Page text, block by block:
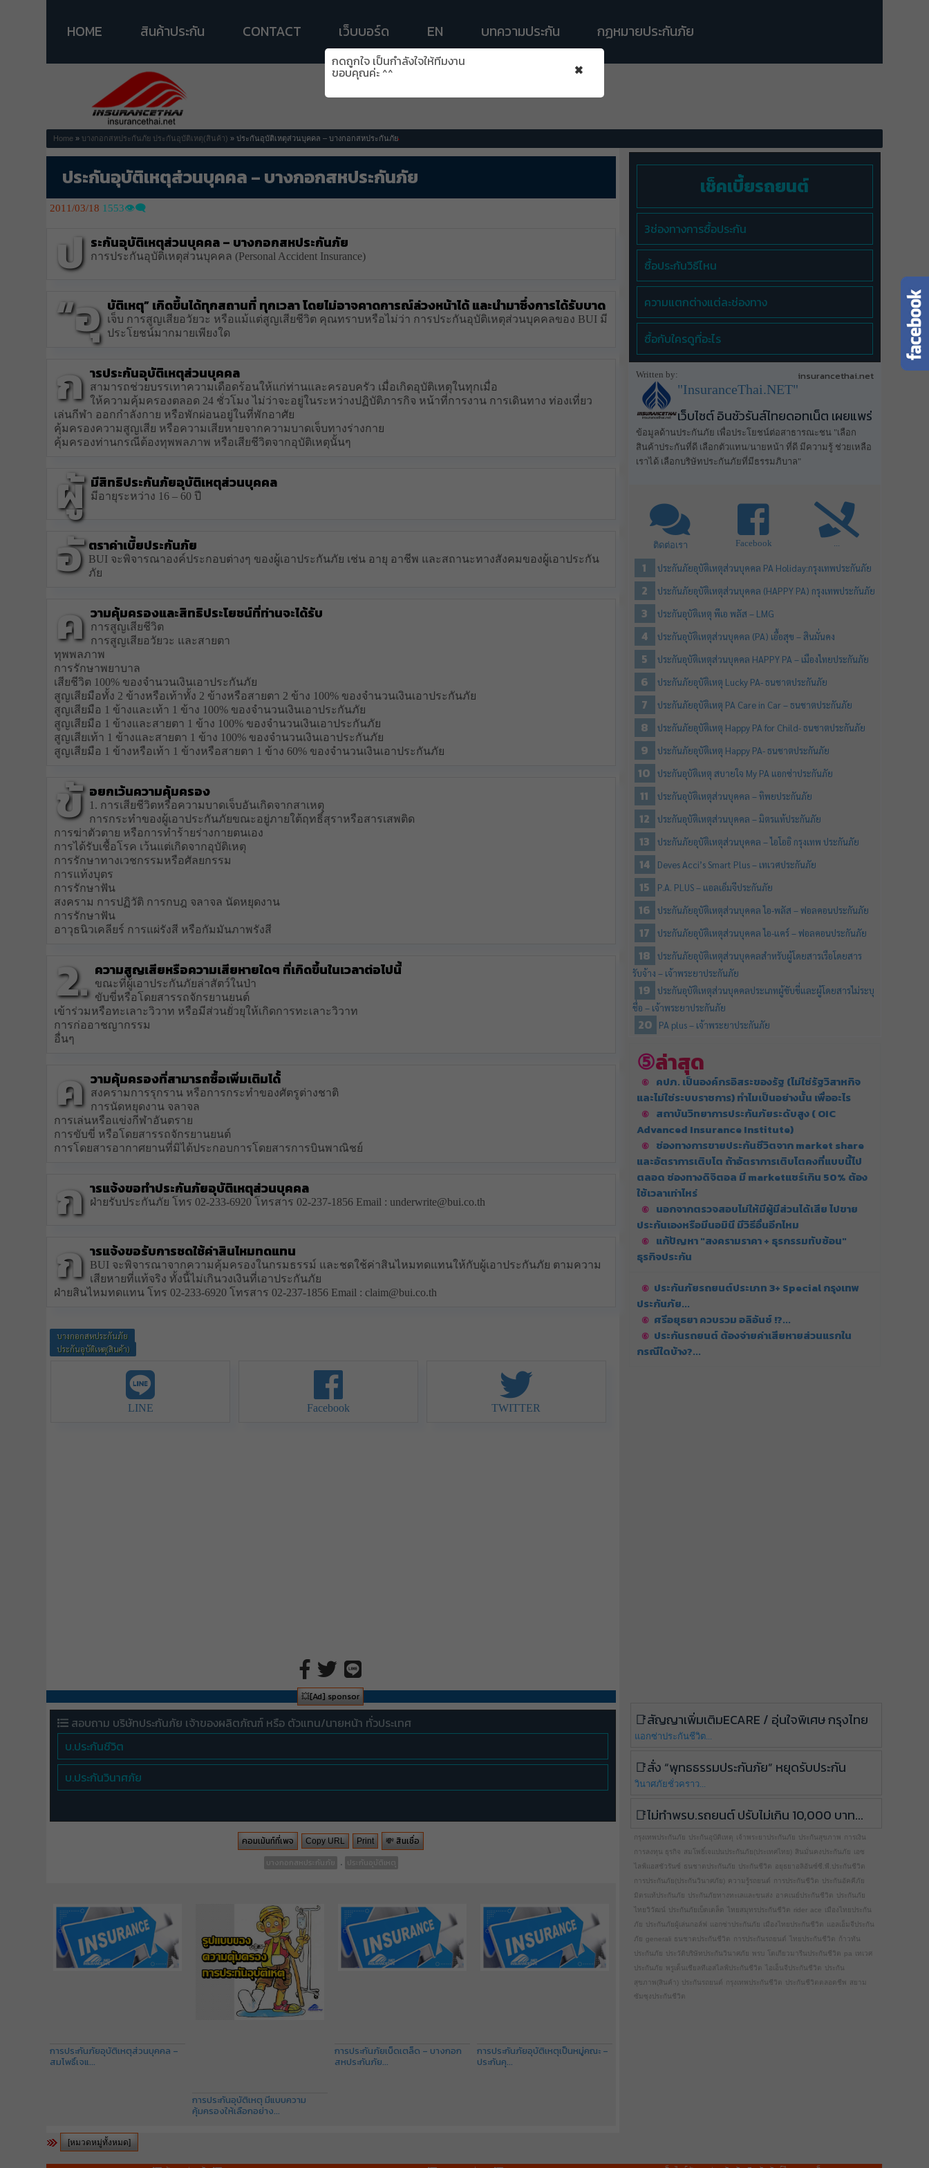
HOME สินค้าประกัน CONTACT เว็บบอร์ด EN บทความประกัน กฏหมายประกันภัย
Home »บางกอกสหประกันภัย ประกันอุบัติเหตุ(สินค้า) » ประกันอุบัติเหตุส่วนบุคคล – บางกอกสหประกันภัย
ประกันอุบัติเหตุส่วนบุคคล – บางกอกสหประกันภัย
2011/03/18 1553👁️‍🗨️
ป ระกันอุบัติเหตุส่วนบุคคล – บางกอกสหประกันภัย
การประกันอุบัติเหตุส่วนบุคคล (Personal Accident Insurance)
“อุ บัติเหตุ” เกิดขึ้นได้ทุกสถานที่ ทุกเวลา โดยไม่อาจคาดการณ์ล่วงหน้าได้ และนำมาซึ่งการได้รับบาด
เจ็บ การสูญเสียอวัยวะ หรือแม้แต่สูญเสียชีวิต คุณทราบหรือไม่ว่า การประกันอุบัติเหตุส่วนบุคคลของ BUI มี
ประโยชน์มากมายเพียงใด
ก ารประกันอุบัติเหตุส่วนบุคคล
สามารถช่วยบรรเทาความเดือดร้อนให้แก่ท่านและครอบครัว เมื่อเกิดอุบัติเหตุในทุกเมื่อ
ให้ความคุ้มครองตลอด 24 ชั่วโมง ไม่ว่าจะอยู่ในระหว่างปฏิบัติภารกิจ หน้าที่การงาน การเดินทาง ท่องเที่ยว
เล่นกีฬา ออกกำลังกาย หรือพักผ่อนอยู่ในที่พักอาศัย
คุ้มครองความสูญเสีย หรือความเสียหายจากความบาดเจ็บทางร่างกาย
คุ้มครองท่านกรณีต้องทุพพลภาพ หรือเสียชีวิตจากอุบัติเหตุนั้นๆ
ผู้ มีสิทธิประกันภัยอุบัติเหตุส่วนบุคคล
มีอายุระหว่าง 16 – 60 ปี
อั ตราค่าเบี้ยประกันภัย
BUI จะพิจารณาองค์ประกอบต่างๆ ของผู้เอาประกันภัย เช่น อายุ อาชีพ และสถานะทางสังคมของผู้เอาประกัน
ภัย
ค วามคุ้มครองและสิทธิประโยชน์ที่ท่านจะได้รับ
การสูญเสียชีวิต
การสูญเสียอวัยวะ และสายตา
ทุพพลภาพ
การรักษาพยาบาล
เสียชีวิต 100% ของจำนวนเงินเอาประกันภัย
สูญเสียมือทั้ง 2 ข้างหรือเท้าทั้ง 2 ข้างหรือสายตา 2 ข้าง 100% ของจำนวนเงินเอาประกันภัย
สูญเสียมือ 1 ข้างและเท้า 1 ข้าง 100% ของจำนวนเงินเอาประกันภัย
สูญเสียมือ 1 ข้างและสายตา 1 ข้าง 100% ของจำนวนเงินเอาประกันภัย
สูญเสียเท้า 1 ข้างและสายตา 1 ข้าง 100% ของจำนวนเงินเอาประกันภัย
สูญเสียมือ 1 ข้างหรือเท้า 1 ข้างหรือสายตา 1 ข้าง 60% ของจำนวนเงินเอาประกันภัย
ข้ อยกเว้นความคุ้มครอง
1. การเสียชีวิตหรือความบาดเจ็บอันเกิดจากสาเหตุ
การกระทำของผู้เอาประกันภัยขณะอยู่ภายใต้ฤทธิ์สุราหรือสารเสพติด
การฆ่าตัวตาย หรือการทำร้ายร่างกายตนเอง
การได้รับเชื้อโรค เว้นแต่เกิดจากอุบัติเหตุ
การรักษาทางเวชกรรมหรือศัลยกรรม
การแท้งบุตร
การรักษาฟัน
สงคราม การปฏิวัติ การกบฎ จลาจล นัดหยุดงาน
การรักษาฟัน
อาวุธนิวเคลียร์ การแผ่รังสี หรือกัมมันภาพรังสี
2. ความสูญเสียหรือความเสียหายใดๆ ที่เกิดขึ้นในเวลาต่อไปนี้
ขณะที่ผู้เอาประกันภัยล่าสัตว์ในป่า
ขับขี่หรือโดยสารรถจักรยานยนต์
เข้าร่วมหรือทะเลาะวิวาท หรือมีส่วนยั่วยุให้เกิดการทะเลาะวิวาท
การก่ออาชญากรรม
อื่นๆ
ค วามคุ้มครองที่สามารถซื้อเพิ่มเติมได้้
สงครามการรุกราน หรือการกระทำของศัตรูต่างชาติ
การนัดหยุดงาน จลาจล
การเล่นหรือแข่งกีฬาอันตราย
การขับขี่ หรือโดยสารรถจักรยานยนต์
การโดยสารอากาศยานที่มิได้ประกอบการโดยสารการบินพาณิชย์
ก ารแจ้งขอทำประกันภัยอุบัติเหตุส่วนบุคคล
ฝ่ายรับประกันภัย โทร 02-233-6920 โทรสาร 02-237-1856 Email : underwrite@bui.co.th
ก ารแจ้งขอรับการชดใช้ค่าสินไหมทดแทน
BUI จะพิจารณาจากความคุ้มครองในกรมธรรม์ และชดใช้ค่าสินไหมทดแทนให้กับผู้เอาประกันภัย ตามความ
เสียหายที่แท้จริง ทั้งนี้ไม่เกินวงเงินที่เอาประกันภัย
ฝ่ายสินไหมทดแทน โทร 02-233-6920 โทรสาร 02-237-1856 Email : claim@bui.co.th
บางกอกสหประกันภัย
ประกันอุบัติเหตุ(สินค้า)
LINE Facebook TWITTER
💥[Ad] sponsor
สอบถาม บริษัทประกันภัย เจ้าของผลิตภัณฑ์ หรือ ตัวแทน/นายหน้า ทั่วประเทศ
บ.ประกันชีวิต
บ.ประกันวินาศภัย
กดถูกใจ เป็นกำลังใจให้ทีมงาน
ขอบคุณค่ะ ^^ ×
คอมเม้นท์ที่เพจ Copy URL Print 💸 สินเชื่อ
บางกอกสหประกันภัย . ประกันอุบัติเหตุ
การประกันภัยอุบัติเหตุส่วนบุคคล –
สมโพธิ์เจแ...
การประกันอุบัติเหตุ มีแบบความ
คุ้มครองให้เลือกอย่าง...
การประกันภัยเบ็ดเตล็ด – บางกอก
สหประกันภัย...
การประกันภัยอุบัติเหตุเป็นหมู่คณะ –
ประกันคุ...
เช็คเบี้ยรถยนต์
3ช่องทางการซื้อประกัน
ซื้อประกันวิธีไหน
ความแตกต่างแต่ละช่องทาง
ซื้อกับใครดูที่อะไร
Written by: insurancethai.net
"InsuranceThai.NET"
เว็บไซต์ อินชัวรันส์ไทยดอทเน็ต เผยแพร่
ข้อมูลด้านประกันภัย เพื่อประโยชน์ต่อสาธารณะชน "เลือก
สินค้าประกันที่ดี เลือกตัวแทน/นายหน้า ที่ดี มีความรู้ ช่วยเหลือ
เราได้ เลือกบริษัทประกันภัยที่มีธรรมภิบาล"
ติดต่อเรา Facebook ...
ประกันภัยอุบัติเหตุส่วนบุคคล PA Holiday:กรุงเทพประกันภัย
ประกันภัยอุบัติเหตุส่วนบุคคล (HAPPY PA) กรุงเทพประกันภัย
ประกันอุบัติเหตุ พีเอ พลัส – LMG
ประกันอุบัติเหตุส่วนบุคคล (PA) เอื้อสุข – สินมั่นคง
ประกันอุบัติเหตุส่วนบุคคล HAPPY PA – เมืองไทยประกันภัย
ประกันภัยอุบัติเหตุ Lucky PA- ธนชาตประกันภัย
ประกันภัยอุบัติเหตุ PA Care in Car – ธนชาตประกันภัย
ประกันภัยอุบัติเหตุ Happy PA for Child- ธนชาตประกันภัย
ประกันภัยอุบัติเหตุ Happy PA- ธนชาตประกันภัย
ประกันอุบัติเหตุ สบายใจ My PA แอกซ่าประกันภัย
ประกันอุบัติเหตุส่วนบุคคล – ทิพยประกันภัย
ประกันอุบัติเหตุส่วนบุคคล – มิตรแท้ประกันภัย
ประกันภัยอุบัติเหตุส่วนบุคคล – ไอโออิ กรุงเทพ ประกันภัย
Deves Acci’s Smart Plus – เทเวศประกันภัย
P.A. PLUS – แอลเอ็มจีประกันภัย
ประกันภัยอุบัติเหตุส่วนบุคคล ไอ-พลัส – ฟอลคอนประกันภัย
ประกันภัยอุบัติเหตุส่วนบุคคล ไอ-แคร์ – ฟอลคอนประกันภัย
ประกันภัยอุบัติเหตุส่วนบุคคลสำหรับผู้โดยสารเรือโดยสาร
รับจ้าง – เจ้าพระยาประกันภัย
ประกันอุบัติเหตุส่วนบุคคลประเภทผู้ขับขี่และผู้โดยสารไม่ระบุ
ชื่อ – เจ้าพระยาประกันภัย
PA plus – เจ้าพระยาประกันภัย
ล่าสุด
คปภ. เป็นองค์กรอิสระของรัฐ (ไม่ใช่รัฐวิสาหกิจ
และไม่ใช่ระบบราชการ) ทำไมเป็นอย่างนั้น เพื่ออะไร
สถาบันวิทยาการประกันภัยระดับสูง ( OIC
Advanced Insurance Institute)
ช่องทางการขายประกันชีวิตจาก market share
และอัตราการเติบโต ถ้าอัตราการเติบโตคงที่แบบนี้ไป
ตลอด ช่องทางดิจิตอล มี marketแชร์เกิน 50% ต้อง
ใช้เวลาเท่าไหร่
นอกจากตรวจสอบไม่ให้มีผู้มีส่วนได้เสีย ไปขาย
ประกันเองหรือมีนอมินี มีวิธีอื่นอีกไหม
แก้ปัญหา "สงครามราคา + ธุรกรรมทับซ้อน"
ธุรกิจประกัน
ประกันภัยรถยนต์ประเภท 3+ Special กรุงเทพ
ประกันภัย...
ศรีอยุธยา ควบรวม อลิอันซ์ !?...
ประกันรถยนต์ ต้องจ่ายค่าเสียหายส่วนแรกใน
กรณีใดบ้าง?...
สัญญาเพิ่มเติมECARE / อุ่นใจพิเศษ กรุงไทย
แอกซ่าประกันชีวิต...
สั่ง “พุทธธรรมประกันภัย” หยุดรับประกัน
วินาศภัยชั่วคราว...
ไม่ทำพรบ.รถยนต์ ปรับไม่เกิน 10,000 บาท...
กรุงเทพประกันภัย ประกันอุบัติเหตุ เจ้าพระยาประกันภัย ประกันสุขภาพ การเงิน
การลงทุน ธุรกิจ สมโพธิ์เจแปนประกันภัย(ประเทศไทย) สินมั่นคงประกันภัย เอซ
ไลฟ์แอสชัวรันซ์
ธนชาตประกันภัย ประกันชีวิต อยุธยาอลิอันซ์ซี.พี.ประกันชีวิต
การประกันภัย(ประกันวินาศภัย) ความรู้รถยนต์ การประกันชีวิต ประกันอัคคีภัย
มิตรแท้ประกันภัย ประกันภัยทางทะเลและขนส่ง อาคเนย์ประกันชีวิต ประกันภัย
ไทยวิวัฒน์
ประกันภัยเบ็ดเตล็ด ไทยสมุทรประกันชีวิต rider ace เมืองไทยประกัน
ภัย ประกันภัยผู้เล่นกอล์ฟ แอกซ่าประกันภัย เมืองไทยประกันชีวิต แอลเอ็มจีประกัน
ภัย generali ธนชาตประกันชีวิต การประกันรถยนต์ ไทยประกันชีวิต ก้าวทัน
ประกันภัย ประวัติบริษัทประกันวินาศภัย พรบ โตเกียวมารีนประกันชีวิต pa เทเวศ
ประกันภัย พรูเด็นเชียลทีเอสไลฟ์ประกันชีวิต ไอเอ็นจีประกันชีวิต ประกัน
สุขภาพ(สินค้า) ประกันรถยนต์ กรุงเทพประกันชีวิต ประกันชีวิตตลอดชีพ สยาม
ซัมซุงประกันชีวิต
[หมวดหมู่ทั้งหมด]